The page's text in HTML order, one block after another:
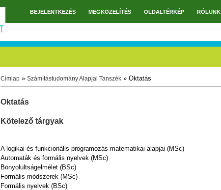
FőmenüBEJELENTKEZÉS MEGKÖZELÍTÉS OLDALTÉRKÉP RÓLUNK
Jelenlegi hely
Címlap » Számítástudomány Alapjai Tanszék » Oktatás
Oktatás
Kötelező tárgyak
A logikai és funkcionális programozás matematikai alapjai (MSc)
Automaták és formális nyelvek (MSc)
Bonyolultságelmélet (BSc)
Formális módszerek (MSc)
Formális nyelvek (BSc)